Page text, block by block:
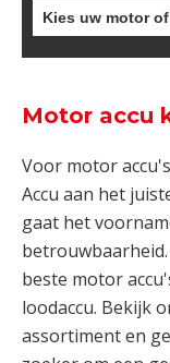
Motor accu
Voor motor
Accu aan het
gaat het
beste motor
loodaccu. Bekijk
assortiment en